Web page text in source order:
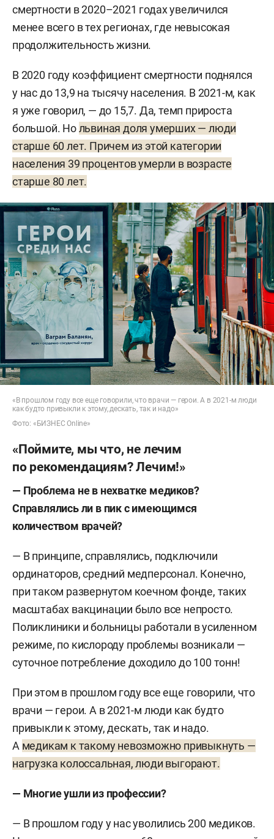
смертности в 2020–2021 годах увеличился
менее всего в тех регионах, где невысокая
продолжительность жизни.
В 2020 году коэффициент смертности поднялся
у нас до 13,9 на тысячу населения. В 2021-м, как
я уже говорил, — до 15,7. Да, темп прироста
большой. Нольвиная доля умерших — люди
старше 60 лет. Причем из этой категории
населения 39 процентов умерли в возрасте
старше 80 лет.
«В прошлом году все еще говорили, что врачи — герои. А в 2021-м люди
как будто привыкли к этому, дескать, так и надо»
Фото: «БИЗНЕС Online»
«Поймите, мы что, не лечим
по рекомендациям? Лечим!»
— Проблема не в нехватке медиков?
Справлялись ли в пик с имеющимся
количеством врачей?
— В принципе, справлялись, подключили
ординаторов, средний медперсонал. Конечно,
при таком развернутом коечном фонде, таких
масштабах вакцинации было все непросто.
Поликлиники и больницы работали в усиленном
режиме, по кислороду проблемы возникали —
суточное потребление доходило до 100 тонн!
При этом в прошлом году все еще говорили, что
врачи — герои. А в 2021-м люди как будто
привыкли к этому, дескать, так и надо.
А медикам к такому невозможно привыкнуть —
нагрузка колоссальная, люди выгорают.
— Многие ушли из профессии?
— В прошлом году у нас уволились 200 медиков.